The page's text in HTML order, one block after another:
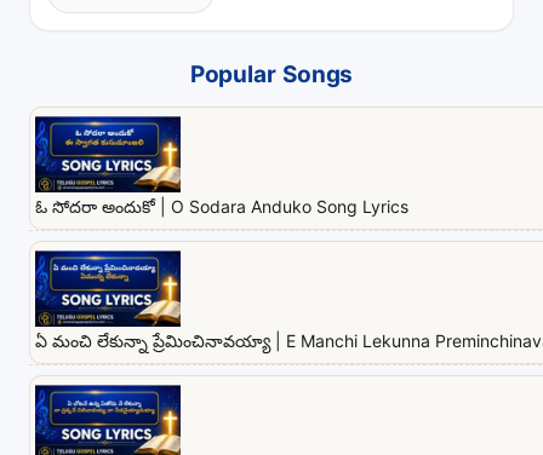
Popular Songs
ఓ సోదరా అందుకో | O Sodara Anduko Song Lyrics
ఏ మంచి లేకున్నా ప్రేమించినావయ్యా | E Manchi Lekunna